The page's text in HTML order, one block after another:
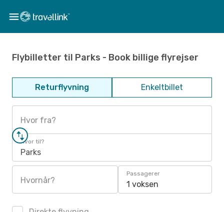
Flybilletter til Parks - Book billige flyrejser
Returflyvning Enkeltbillet
Hvor fra?
Hvor til?
Parks
Hvornår?
Passagerer
1 voksen